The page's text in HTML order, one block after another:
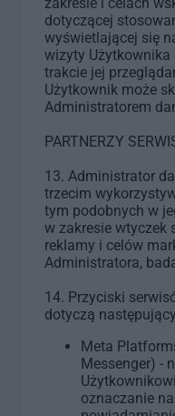
dotyczącej
wyświetlającej się
wizyty Użytkownika
trakcie jej
Użytkownik może
Administratorem
PARTNERZY
13. Administrator
trzecim
tym podobnych w
w zakresie wtyczek
reklamy i celów
Administratora,
14. Przyciski
dotyczą
Meta
Messenger) -
oznaczanie